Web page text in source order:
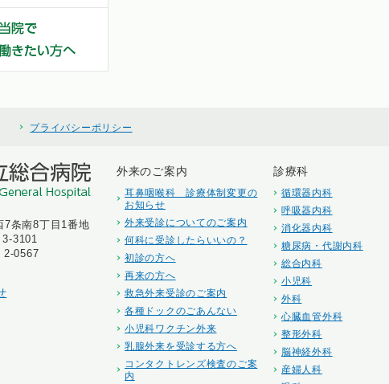
プライバシーポリシー
7条南8丁目1番地
3-3101
2-0567
外来のご案内
耳鼻咽喉科 診療体制変更の
お知らせ
外来受診についてのご案内
何科に受診したらいいの？
初診の方へ
再来の方へ
救急外来受診のご案内
各種ドックのごあんない
小児科ワクチン外来
乳腺外来を受診する方へ
コンタクトレンズ検査のご案
内
診療科
循環器内科
呼吸器内科
消化器内科
糖尿病・代謝内科
総合内科
小児科
外科
心臓血管外科
整形外科
脳神経外科
産婦人科